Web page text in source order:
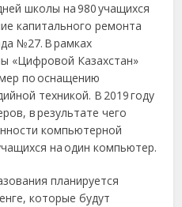
школы на 980 учащихся
капитального ремонта
№27. В рамках
«Цифровой Казахстан»
по оснащению
техникой. В 2019 году
в результате чего
компьютерной
на один компьютер.
планируется
которые будут